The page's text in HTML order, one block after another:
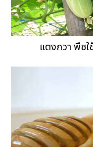
แตงกวา พืช